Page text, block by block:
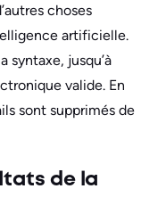
choses
artificielle.
syntaxe, jusqu’à
valide. En
sont supprimés de
de la